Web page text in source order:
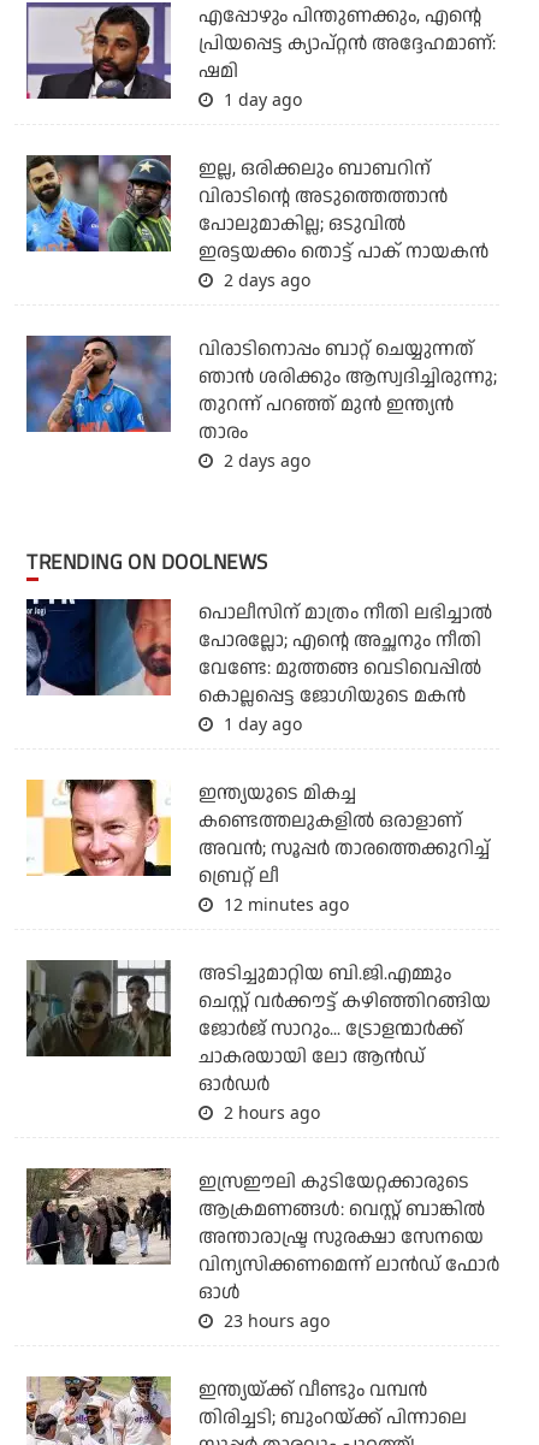
എപ്പോഴും പിന്തുണക്കും, എന്റെ
പ്രിയപ്പെട്ട ക്യാപ്റ്റന്‍ അദ്ദേഹമാണ്:
ഷമി
1 day ago
ഇല്ല, ഒരിക്കലും ബാബറിന്
വിരാടിന്റെ അടുത്തെത്താന്‍
പോലുമാകില്ല; ഒടുവില്‍
ഇരട്ടയക്കം തൊട്ട് പാക് നായകന്‍
2 days ago
വിരാടിനൊപ്പം ബാറ്റ് ചെയ്യുന്നത്
ഞാന്‍ ശരിക്കും ആസ്വദിച്ചിരുന്നു;
തുറന്ന് പറഞ്ഞ് മുന്‍ ഇന്ത്യന്‍
താരം
2 days ago
TRENDING ON DOOLNEWS
പൊലീസിന് മാത്രം നീതി ലഭിച്ചാല്‍
പോരല്ലോ; എന്റെ അച്ഛനും നീതി
വേണ്ടേ: മുത്തങ്ങ വെടിവെപ്പില്‍
കൊല്ലപ്പെട്ട ജോഗിയുടെ മകന്‍
1 day ago
ഇന്ത്യയുടെ മികച്ച
കണ്ടെത്തലുകളില്‍ ഒരാളാണ്
അവന്‍; സൂപ്പര്‍ താരത്തെക്കുറിച്ച്
ബ്രെറ്റ് ലീ
12 minutes ago
അടിച്ചുമാറ്റിയ ബി.ജി.എമ്മും
ചെസ്റ്റ് വര്‍ക്കൗട്ട് കഴിഞ്ഞിറങ്ങിയ
ജോര്‍ജ് സാറും... ട്രോളന്മാര്‍ക്ക്
ചാകരയായി ലോ ആന്‍ഡ്
ഓര്‍ഡര്‍
2 hours ago
ഇസ്രഈലി കുടിയേറ്റക്കാരുടെ
ആക്രമണങ്ങള്‍: വെസ്റ്റ് ബാങ്കില്‍
അന്താരാഷ്ട്ര സുരക്ഷാ സേനയെ
വിന്യസിക്കണമെന്ന് ലാന്‍ഡ് ഫോര്‍
ഓള്‍
23 hours ago
ഇന്ത്യയ്ക്ക് വീണ്ടും വമ്പന്‍
തിരിച്ചടി; ബുംറയ്ക്ക് പിന്നാലെ